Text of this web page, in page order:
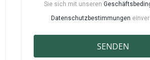
Sie sich mit unseren
Datenschutzbestimmungen